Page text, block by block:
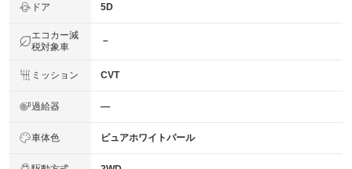
ドア 5D
エコカー減
税対象車
－
ミッション CVT
過給器 ―
車体色 ピュアホワイトパール